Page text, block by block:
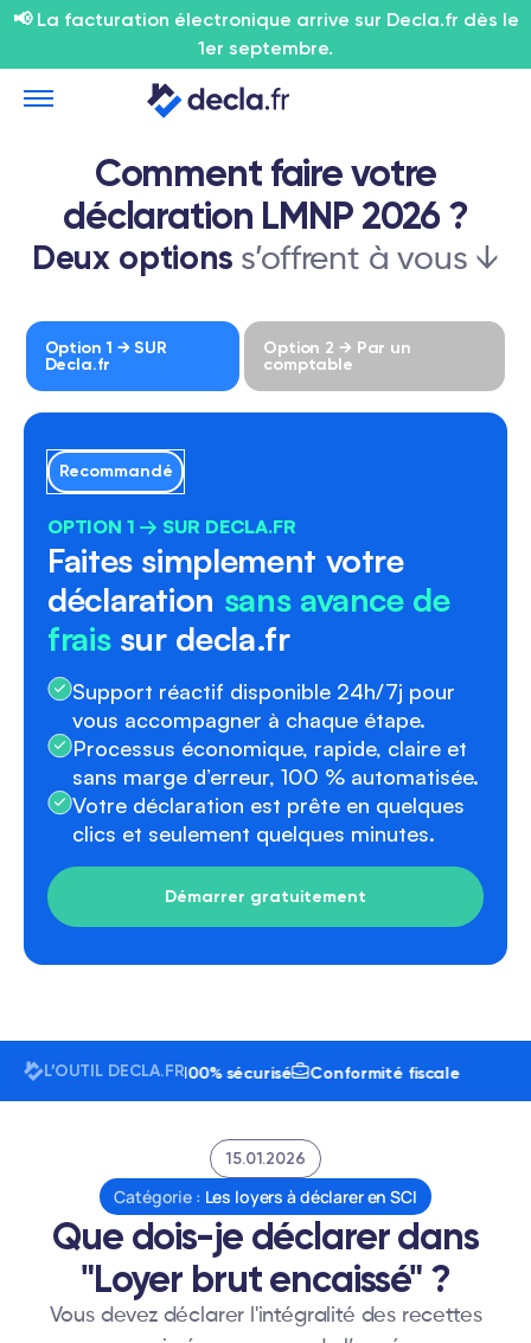
📢 La facturation électronique arrive sur Decla.fr dès le
1er septembre.
Comment faire votre
déclaration LMNP 2026 ?
Deux options s’offrent à vous ↓
Option 1 → SUR
Decla.fr
Option 2 → Par un
comptable
Recommandé
OPTION 1 → SUR DECLA.FR
Faites simplement votre
déclaration sans avance de
fraissur decla.fr
Support réactif disponible 24h/7j pour
vous accompagner à chaque étape.
Processus économique, rapide, claire et
sans marge d’erreur, 100 % automatisée.
Votre déclaration est prête en quelques
clics et seulement quelques minutes.
Démarrer gratuitement
L’OUTIL DECLA.FR
24h/7j 100% sécurisé Conformité fiscale
Catégorie : Les loyers à déclarer en SCI
15.01.2026
Que dois-je déclarer dans
"Loyer brut encaissé" ?
Vous devez déclarer l'intégralité des recettes